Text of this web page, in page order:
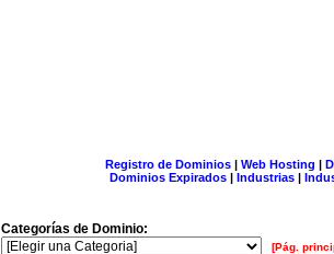
Registro de Dominios| Web Hosting |
Dominios Expirados | Industrias |
Categorías de Dominio:
[Pág.